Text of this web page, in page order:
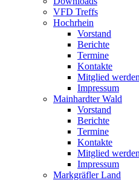
VFD Treffs
Hochrhein
Vorstand
Berichte
Termine
Kontakte
Mitglied werden
Impressum
Mainhardter Wald
Vorstand
Berichte
Termine
Kontakte
Mitglied werden
Impressum
Markgräfler Land